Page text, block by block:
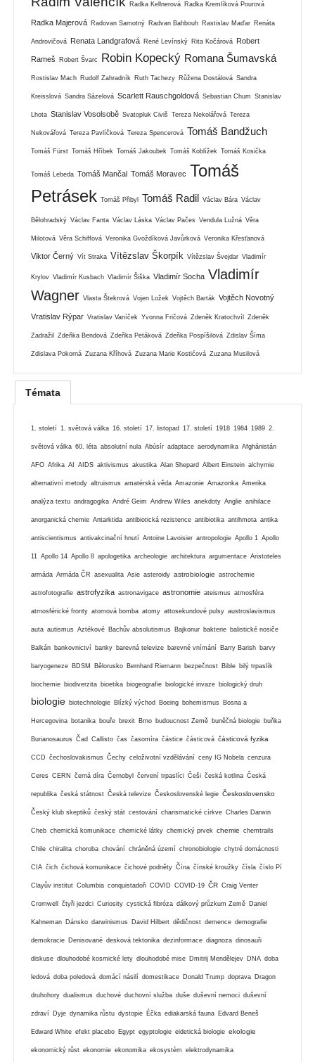
Radka Kellnerová Radka Kremlíková Pourová
Radka Majerová Radovan Samotný Radvan Bahbouh Rastislav Maďar Renáta
Androvičová Renata Landgrafová René Levínský Rita Kočárová Robert
Rameš Robert Švarc Robin Kopecký Romana Šumavská
Rostislav Mach Rudolf Zahradník Ruth Tachezy Růžena Dostálová Sandra
Kreisslová Sandra Sázelová Scarlett Rauschgoldová Sebastian Chum Stanislav
Lhota Stanislav Vosolsobě Svatopluk Civiš Tereza Nekolářová Tereza
Nekovářová Tereza Pavlíčková Tereza Spencerová Tomáš Bandžuch
Tomáš Fürst Tomáš Hříbek Tomáš Jakoubek Tomáš Koblížek Tomáš Kosička
Tomáš Lebeda Tomáš Mančal Tomáš Moravec Tomáš
Petrásek Tomáš Přibyl Tomáš Radil Václav Bára Václav
Bělohradský Václav Fanta Václav Láska Václav Pačes Vendula Lužná Věra
Milotová Věra Schiffová Veronika Gvoždíková Javůrková Veronika Křesťanová
Viktor Černý Vít Straka Vítězslav Škorpík Vítězslav Švejdar Vladimír
Krylov Vladimír Kusbach Vladimír Šiška Vladimír Socha Vladimír
Wagner Vlasta Štekrová Vojen Ložek Vojtěch Barták Vojtěch Novotný
Vratislav Rýpar Vratislav Vaníček Yvonna Fričová Zdeněk Kratochvíl Zdeněk
Zadražil Zdeňka Bendová Zdeňka Petáková Zdeňka Pospíšilová Zdislav Šíma
Zdislava Pokorná Zuzana Kříhová Zuzana Marie Kostićová Zuzana Musilová
Témata
1. století 1. světová válka 16. století 17. listopad 17. století 1918 1984 1989 2.
světová válka 60. léta absolutní nula Abúsír adaptace aerodynamika Afghánistán
AFO Afrika AI AIDS aktivismus akustika Alan Shepard Albert Einstein alchymie
alternativní metody altruismus amatérská věda Amazonie Amazonka Amerika
analýza textu andragogika André Geim Andrew Wiles anekdoty Anglie anihilace
anorganická chemie Antarktida antibiotická rezistence antibiotika antihmota antika
antiscientismus antivakcinační hnutí Antoine Lavoisier antropologie Apollo 1 Apollo
11 Apollo 14 Apollo 8 apologetika archeologie architektura argumentace Aristoteles
armáda Armáda ČR asexualita Asie asteroidy astrobiologie astrochemie
astrofotografie astrofyzika astronavigace astronomie ateismus atmosféra
atmosférické fronty atomová bomba atomy attosekundové pulsy austroslavismus
auta autismus Aztékové Bachův absolutismus Bajkonur bakterie balistické nosiče
Balkán bankovnictví banky barevná televize barevné vnímání Barry Barish barvy
baryogeneze BDSM Bělorusko Bernhard Riemann bezpečnost Bible bilý trpaslík
biochemie biodiverzita bioetika biogeografie biologické invaze biologický druh
biologie biotechnologie Blízký východ Boeing bohemismus Bosna a
Hercegovina botanika bouře brexit Brno budoucnost Země buněčná biologie buňka
Burianosaurus Čad Callisto čas časomíra částice částicová částicová fyzika
CCD čechoslovakismus Čechy celoživotní vzdělávání ceny IG Nobela cenzura
Ceres CERN černá díra Černobyl červení trpaslíci Češi česká kotlina Česká
republika česká státnost Česká televize Československé legie Československo
Český klub skeptiků český stát cestování charismatické církve Charles Darwin
Cheb chemická komunikace chemické látky chemický prvek chemie chemtrails
Chile chiralita choroba chování chráněná území chronobiologie chytré domácnosti
CIA čich čichová komunikace čichové podněty Čína čínské kroužky čísla číslo Pí
Clayův institut Columbia conquistadoři COVID COVID-19 ČR Craig Venter
Cromwell čtyři jezdci Curiosity cystická fibróza dálkový průzkum Země Daniel
Kahneman Dánsko darwinismus David Hilbert dědičnost demence demografie
demokracie Denisované desková tektonika dezinformace diagnoza dinosauři
diskuse dlouhodobé kosmické lety dlouhodobé mise Dmitrij Mendělejev DNA doba
ledová doba poledová domácí násilí domestikace Donald Trump doprava Dragon
druhohory dualismus duchové duchovní služba duše duševní nemoci duševní
zdraví Dyje dynamika růstu dystopie Éčka ediakarská fauna Edvard Beneš
Edward White efekt placebo Egypt egyptologie eidetická biologie ekologie
ekonomický růst ekonomie ekonomika ekosystém elektrodynamika